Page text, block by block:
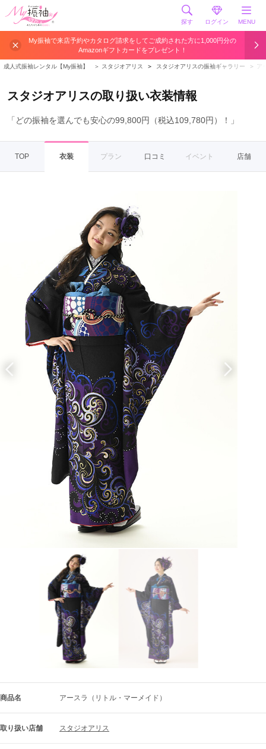
探す ログイン MENU
My振袖で来店予約やカタログ請求をしてご成約された方に1,000円分の
Amazonギフトカードをプレゼント！
成人式振袖レンタル【My振袖】 ＞ スタジオアリス ＞ スタジオアリスの振袖ギャラリー ＞ ア
スタジオアリスの取り扱い衣装情報
「どの振袖を選んでも安心の99,800円（税込109,780円）！」
TOP 衣装 プラン 口コミ イベント 店舗
商品名 アースラ（リトル・マーメイド）
取り扱い店舗 スタジオアリス